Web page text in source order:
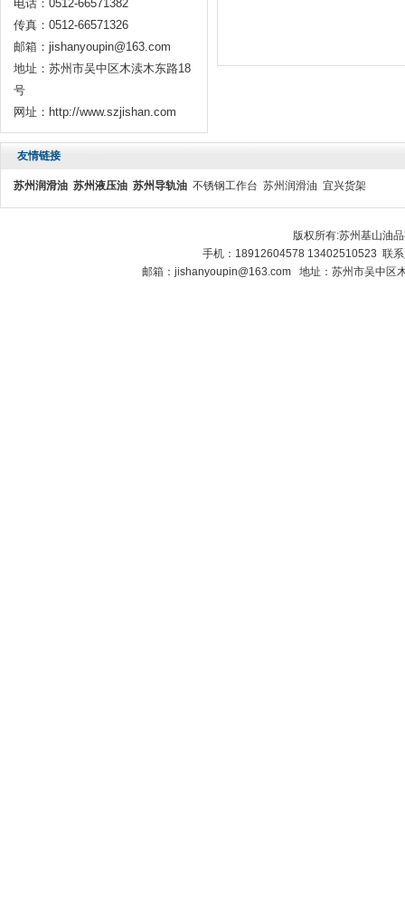
电话：0512-66571382
传真：0512-66571326
邮箱：jishanyoupin@163.com
地址：苏州市吴中区木渎木东路18
号
网址：http://www.szjishan.com
友情链接
苏州润滑油 苏州液压油 苏州导轨油 不锈钢工作台 苏州润滑油 宜兴货架
版权所有:苏州基山油
手机：18912604578 13402510523 联
邮箱：jishanyoupin@163.com 地址：苏州市吴中区